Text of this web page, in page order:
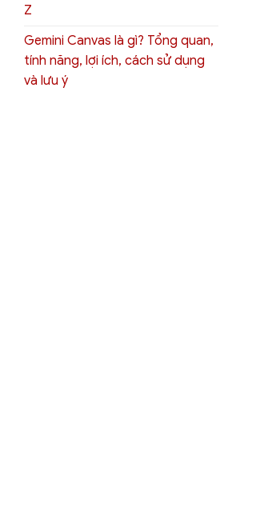
Z
Gemini Canvas là gì? Tổng quan,
tính năng, lợi ích, cách sử dụng
và lưu ý